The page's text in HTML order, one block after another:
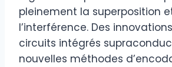
pleinement la superposition
l’interférence. Des
circuits intégrés
nouvelles méthodes